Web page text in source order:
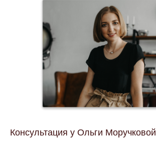
Консультация у Ольги Моручковой